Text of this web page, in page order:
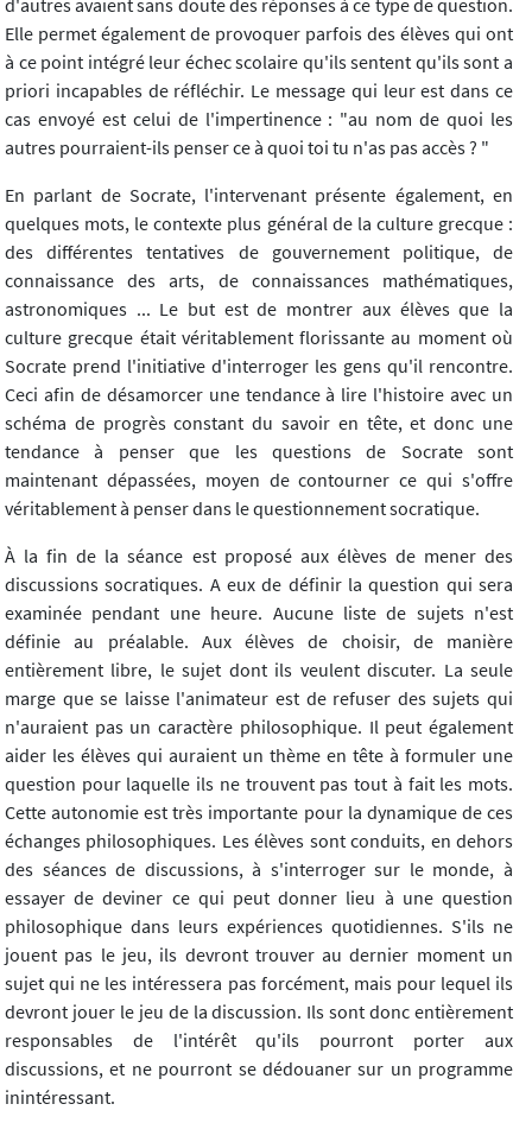
d'autres avaient sans doute des réponses à ce type de question.
Elle permet également de provoquer parfois des élèves qui ont
à ce point intégré leur échec scolaire qu'ils sentent qu'ils sont a
priori incapables de réfléchir. Le message qui leur est dans ce
cas envoyé est celui de l'impertinence : "au nom de quoi les
autres pourraient-ils penser ce à quoi toi tu n'as pas accès ? "
En parlant de Socrate, l'intervenant présente également, en
quelques mots, le contexte plus général de la culture grecque :
des différentes tentatives de gouvernement politique, de
connaissance des arts, de connaissances mathématiques,
astronomiques ... Le but est de montrer aux élèves que la
culture grecque était véritablement florissante au moment où
Socrate prend l'initiative d'interroger les gens qu'il rencontre.
Ceci afin de désamorcer une tendance à lire l'histoire avec un
schéma de progrès constant du savoir en tête, et donc une
tendance à penser que les questions de Socrate sont
maintenant dépassées, moyen de contourner ce qui s'offre
véritablement à penser dans le questionnement socratique.
À la fin de la séance est proposé aux élèves de mener des
discussions socratiques. A eux de définir la question qui sera
examinée pendant une heure. Aucune liste de sujets n'est
définie au préalable. Aux élèves de choisir, de manière
entièrement libre, le sujet dont ils veulent discuter. La seule
marge que se laisse l'animateur est de refuser des sujets qui
n'auraient pas un caractère philosophique. Il peut également
aider les élèves qui auraient un thème en tête à formuler une
question pour laquelle ils ne trouvent pas tout à fait les mots.
Cette autonomie est très importante pour la dynamique de ces
échanges philosophiques. Les élèves sont conduits, en dehors
des séances de discussions, à s'interroger sur le monde, à
essayer de deviner ce qui peut donner lieu à une question
philosophique dans leurs expériences quotidiennes. S'ils ne
jouent pas le jeu, ils devront trouver au dernier moment un
sujet qui ne les intéressera pas forcément, mais pour lequel ils
devront jouer le jeu de la discussion. Ils sont donc entièrement
responsables de l'intérêt qu'ils pourront porter aux
discussions, et ne pourront se dédouaner sur un programme
inintéressant.